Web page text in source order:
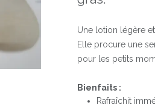
Une lotion légère
Elle procure une
pour les petits
Bienfaits :
Rafraîchit